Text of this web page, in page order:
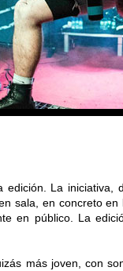
edición. La
sala, en concreto
en público. La
más joven, con